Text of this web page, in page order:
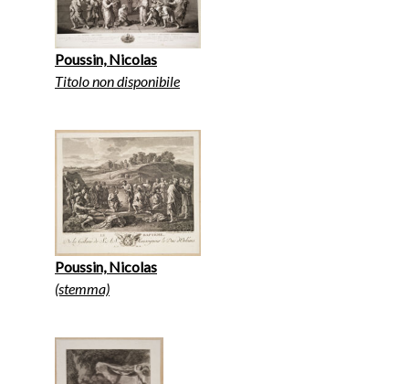
Poussin, Nicolas
Titolo non disponibile
Poussin, Nicolas
(stemma)